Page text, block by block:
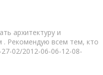
архитектуру и
Рекомендую всем тем, кто
02/2012-06-06-12-08-